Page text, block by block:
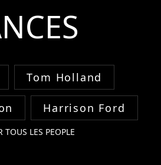
Tom Holland
Harrison Ford
TOUS LES PEOPLE